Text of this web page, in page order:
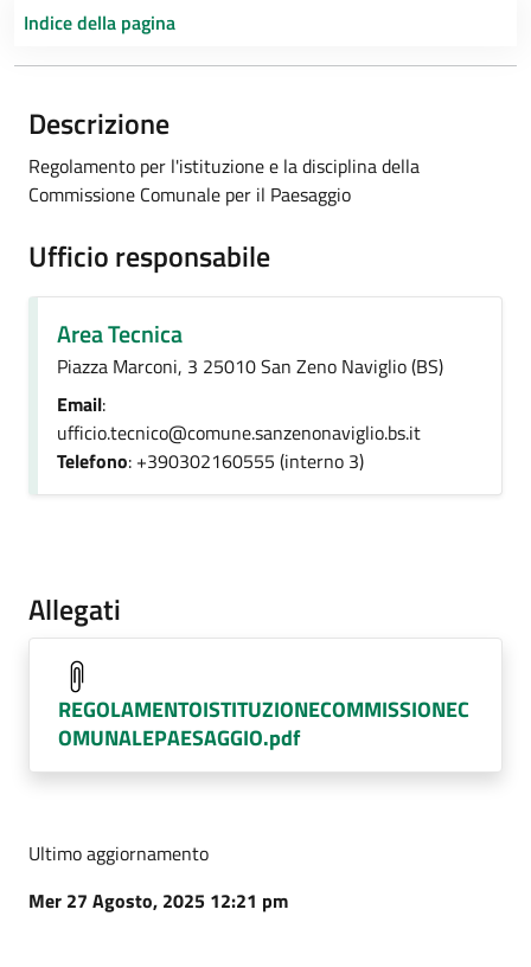
Indice della pagina
Descrizione
Regolamento per l'istituzione e la disciplina della
Commissione Comunale per il Paesaggio
Ufficio responsabile
Area Tecnica
Piazza Marconi, 3 25010 San Zeno Naviglio (BS)
Email:
ufficio.tecnico@comune.sanzenonaviglio.bs.it
Telefono: +390302160555 (interno 3)
Allegati
REGOLAMENTOISTITUZIONECOMMISSIONEC
OMUNALEPAESAGGIO.pdf
Ultimo aggiornamento
Mer 27 Agosto, 2025 12:21 pm